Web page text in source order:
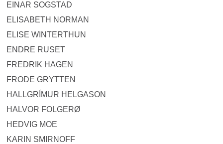
EINAR SOGSTAD
ELISABETH NORMAN
ELISE WINTERTHUN
ENDRE RUSET
FREDRIK HAGEN
FRODE GRYTTEN
HALLGRÍMUR HELGASON
HALVOR FOLGERØ
HEDVIG MOE
KARIN SMIRNOFF